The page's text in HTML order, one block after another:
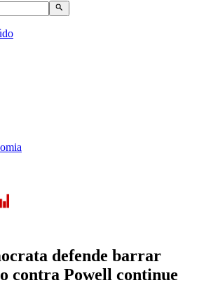
defende barrar
contra Powell continue